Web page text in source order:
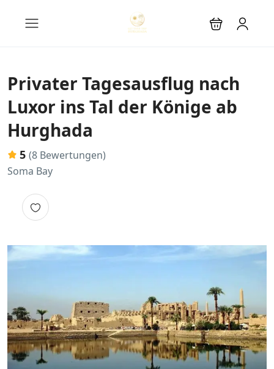
Privater Tagesausflug nach
Luxor ins Tal der Könige ab
Hurghada
5 (8 Bewertungen)
Soma Bay